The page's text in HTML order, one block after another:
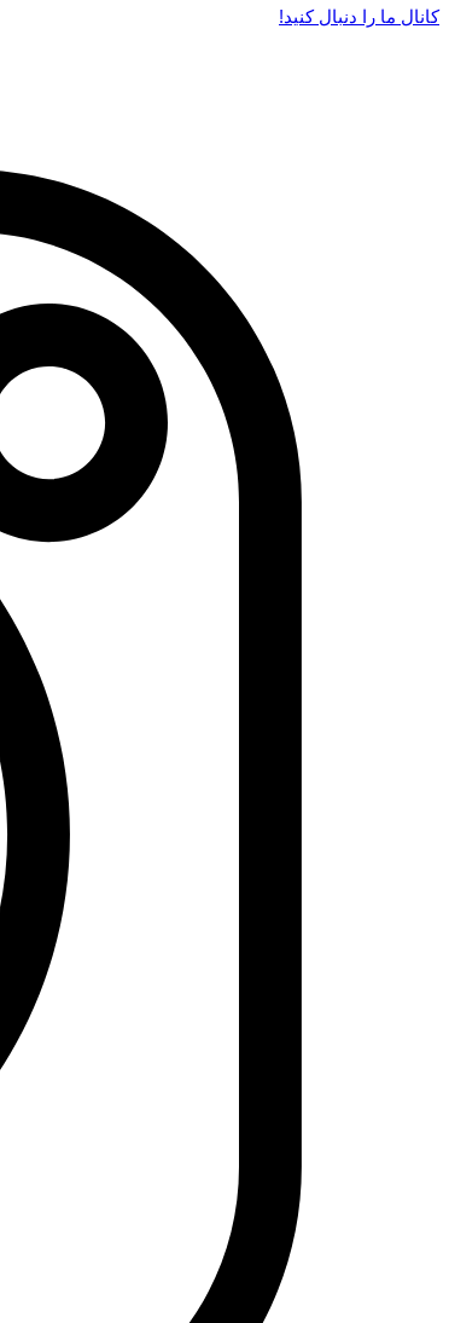
کانال ما را دنبال کنید!